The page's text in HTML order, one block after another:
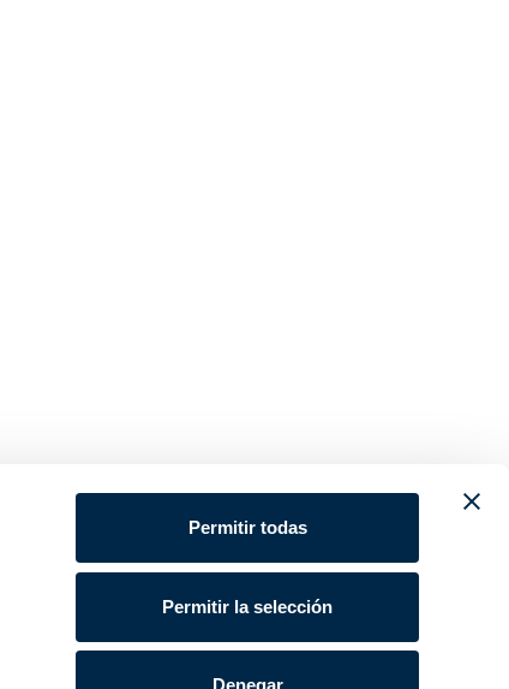
Permitir todas
Permitir la selección
Denegar